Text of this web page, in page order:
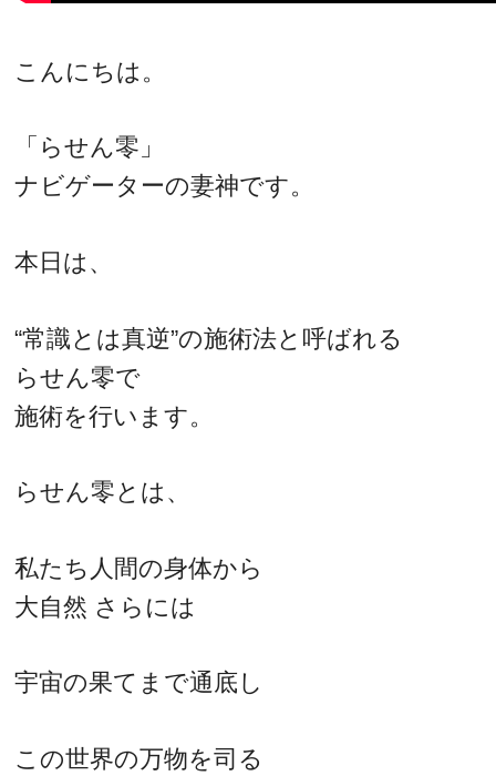
こんにちは。
「らせん零」
ナビゲーターの妻神です。
本日は、
“常識とは真逆”の施術法と呼ばれる
らせん零で
施術を行います。
らせん零とは、
私たち人間の身体から
大自然 さらには
宇宙の果てまで通底し
この世界の万物を司る